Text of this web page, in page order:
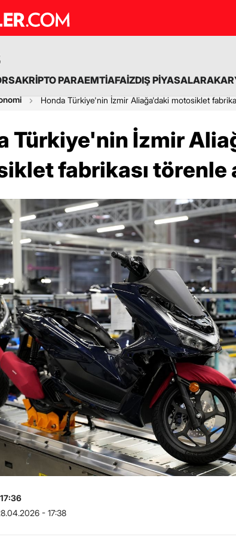
KRİPTO PARAEMTİAFAİZDIŞ PİYASALAR
Honda Türkiye'nin İzmir Aliağa'daki motosiklet
Türkiye'nin İzmir
fabrikası törenle
- 17:38